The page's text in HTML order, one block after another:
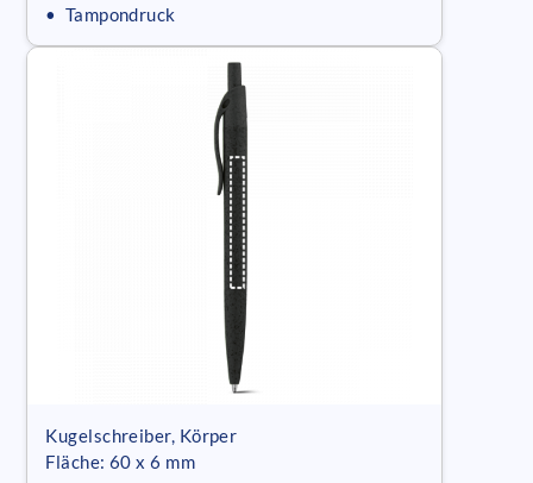
• Tampondruck
Kugelschreiber, Körper
Fläche: 60 x 6 mm